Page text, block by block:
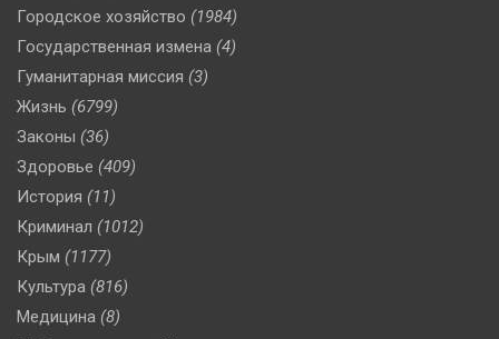
Городское хозяйство (1984)
Государственная измена (4)
Гуманитарная миссия (3)
Жизнь (6799)
Законы (36)
Здоровье (409)
История (11)
Криминал (1012)
Крым (1177)
Культура (816)
Медицина (8)